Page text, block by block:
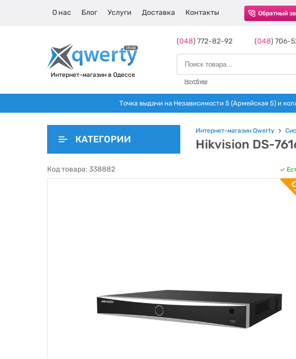
О нас Блог Услуги Доставка Контакты Обратный
Интернет-магазин в Одессе
(048) 772-82-92 (048) 706-
Ноутбуки
Точка выдачи на Независимости 5 (Армейская 5) и
КАТЕГОРИИ
Интернет-магазин Qwerty
Hikvision DS-
Код товара: 338882